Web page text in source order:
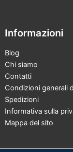
Informazioni
Blog
Chi siamo
Contatti
Condizioni generali
Spedizioni
Informativa sulla
Mappa del sito